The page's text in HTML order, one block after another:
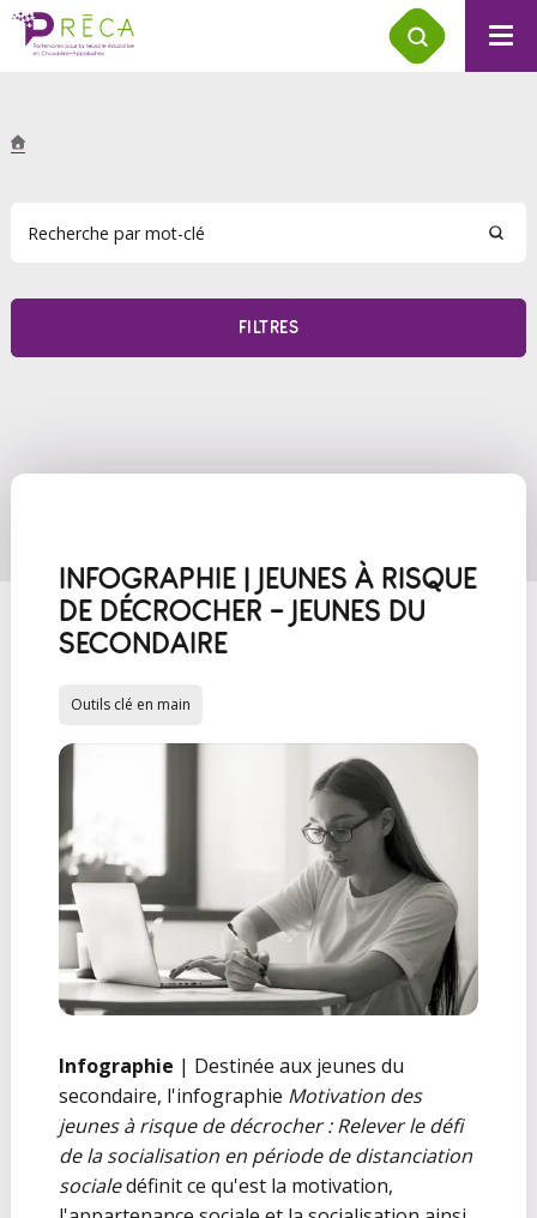
FILTRES
INFOGRAPHIE | JEUNES À RISQUE
DE DÉCROCHER - JEUNES DU
SECONDAIRE
Outils clé en main
Infographie | Destinée aux jeunes du
secondaire, l'infographie Motivation des
jeunes à risque de décrocher : Relever le défi
de la socialisation en période de distanciation
socialedéfinit ce qu'est la motivation,